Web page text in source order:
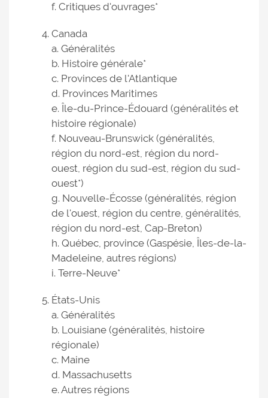
f. Critiques d'ouvrages*
Canada
a. Généralités
b. Histoire générale*
c. Provinces de l'Atlantique
d. Provinces Maritimes
e. Île-du-Prince-Édouard (généralités et
histoire régionale)
f. Nouveau-Brunswick (généralités,
région du nord-est, région du nord-
ouest, région du sud-est, région du sud-
ouest*)
g. Nouvelle-Écosse (généralités, région
de l'ouest, région du centre, généralités,
région du nord-est, Cap-Breton)
h. Québec, province (Gaspésie, Îles-de-la-
Madeleine, autres régions)
i. Terre-Neuve*
États-Unis
a. Généralités
b. Louisiane (généralités, histoire
régionale)
c. Maine
d. Massachusetts
e. Autres régions